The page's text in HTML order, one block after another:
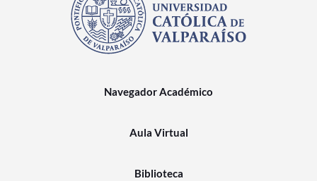
Navegador Académico
Aula Virtual
Biblioteca